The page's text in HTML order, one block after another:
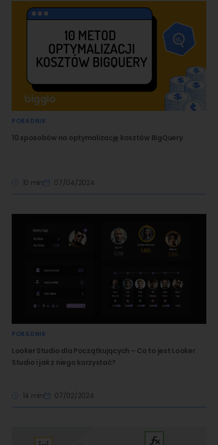
PORADNIK
10 sposobów na optymalizację kosztów BigQuery
10 min 07/04/2024
PORADNIK
Looker Studio dla Początkujących – Co to jest Looker
Studio i jak z niego korzystać?
14 min 07/02/2024